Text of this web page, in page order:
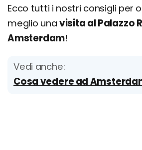
Ecco tutti i nostri consigli per
meglio una visita al Palazzo
Amsterdam!
Vedi anche:
Cosa vedere ad